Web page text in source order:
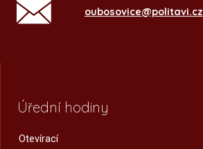
oubosovice@politavi.cz
Úřední hodiny
Otevírací